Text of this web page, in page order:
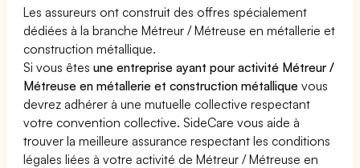
Les assureurs ont construit des offres spécialement
dédiées à la branche Métreur / Métreuse en métallerie et
construction métallique.
Si vous êtesune entreprise ayant pour activité Métreur /
Métreuse en métallerie et construction métallique vous
devrez adhérer à une mutuelle collective respectant
votre convention collective. SideCare vous aide à
trouver la meilleure assurance respectant les conditions
légales liées à votre activité de Métreur / Métreuse en